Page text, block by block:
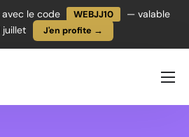
avec le code WEBJJ10
— valable
juillet
J'en profite →